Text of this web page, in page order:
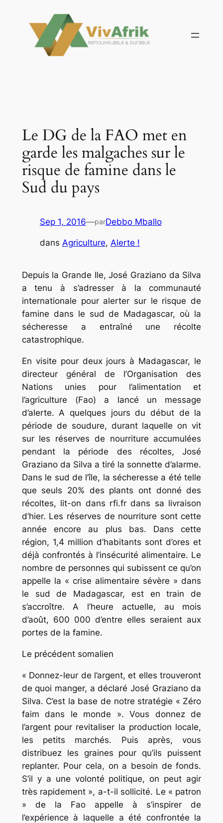
contenu
Le DG de la FAO met en
garde les malgaches sur le
risque de famine dans le
Sud du pays
Sep 1, 2016—parDebbo Mballo
dans Agriculture, Alerte !
Depuis la Grande Ile, José Graziano da Silva
a tenu à s’adresser à la communauté
internationale pour alerter sur le risque de
famine dans le sud de Madagascar, où la
sécheresse a entraîné une récolte
catastrophique.
En visite pour deux jours à Madagascar, le
directeur général de l’Organisation des
Nations unies pour l’alimentation et
l’agriculture (Fao) a lancé un message
d’alerte. A quelques jours du début de la
période de soudure, durant laquelle on vit
sur les réserves de nourriture accumulées
pendant la période des récoltes, José
Graziano da Silva a tiré la sonnette d’alarme.
Dans le sud de l’île, la sécheresse a été telle
que seuls 20% des plants ont donné des
récoltes, lit-on dans rfi.fr dans sa livraison
d’hier. Les réserves de nourriture sont cette
année encore au plus bas. Dans cette
région, 1,4 million d’habitants sont d’ores et
déjà confrontés à l’insécurité alimentaire. Le
nombre de personnes qui subissent ce qu’on
appelle la « crise alimentaire sévère » dans
le sud de Madagascar, est en train de
s’accroître. A l’heure actuelle, au mois
d’août, 600 000 d’entre elles seraient aux
portes de la famine.
Le précédent somalien
« Donnez-leur de l’argent, et elles trouveront
de quoi manger, a déclaré José Graziano da
Silva. C’est la base de notre stratégie « Zéro
faim dans le monde ». Vous donnez de
l’argent pour revitaliser la production locale,
les petits marchés. Puis après, vous
distribuez les graines pour qu’ils puissent
replanter. Pour cela, on a besoin de fonds.
S’il y a une volonté politique, on peut agir
très rapidement », a-t-il sollicité. Le « patron
» de la Fao appelle à s’inspirer de
l’expérience à laquelle a été confrontée la